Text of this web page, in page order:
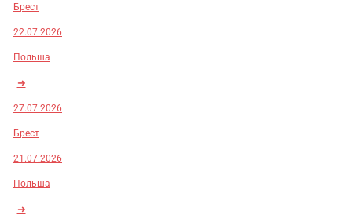
Брест
22.07.2026
Польша
➜
27.07.2026
Брест
21.07.2026
Польша
➜